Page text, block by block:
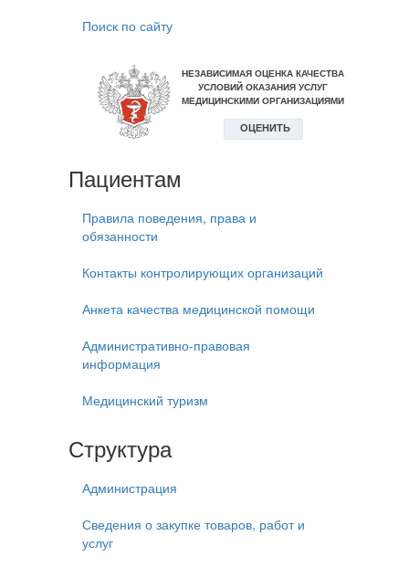
Поиск по сайту
Пациентам
Правила поведения, права и
обязанности
Контакты контролирующих организаций
Анкета качества медицинской помощи
Административно-правовая
информация
Медицинский туризм
Структура
Администрация
Сведения о закупке товаров, работ и
услуг